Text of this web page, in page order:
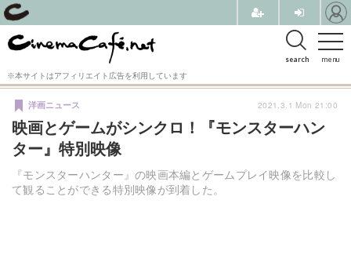
menu
search
※本サイトはアフィリエイト広告を利用しています
映画とゲームがシンクロ！『モンスターハン
ター』特別映像
『モンスターハンター』の映画本編とゲームプレイ映像を比較し
て観ることができる特別映像が到着した。
洋画ニュース 2021.3.1 Mon 21:00